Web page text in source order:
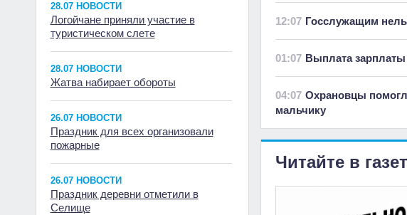
28.07 НОВОСТИ
Логойчане приняли участие в
туристическом слете
28.07 НОВОСТИ
Жатва набирает обороты
26.07 НОВОСТИ
Праздник для всех организовали
пожарные
26.07 НОВОСТИ
Праздник деревни отметили в
Селище
12:07 Госслужащим
01:07 Выплата
04:07 Охрановцы
мальчику
Читайте в